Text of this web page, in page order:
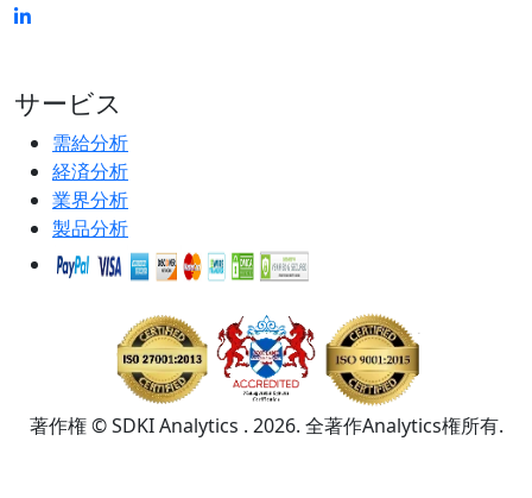
サービス
需給分析
経済分析
業界分析
製品分析
著作権 © SDKI Analytics . 2026. 全著作Analytics権所有.